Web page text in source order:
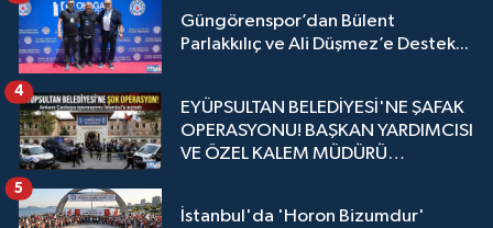
Güngörenspor’dan Bülent
Parlakkılıç ve Ali Düşmez’e Destek...
EYÜPSULTAN BELEDİYESİ'NE ŞAFAK
OPERASYONU! BAŞKAN YARDIMCISI
VE ÖZEL KALEM MÜDÜRÜ
4
İstanbul'da 'Horon Bizumdur'
5